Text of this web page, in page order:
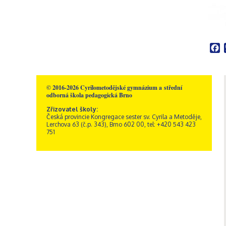
© 2016-2026 Cyrilometodějské gymnázium a střední
odborná škola pedagogická Brno
Zřizovatel školy:
Česká provincie Kongregace sester sv. Cyrila a Metoděje,
Lerchova 63 (č.p. 343), Brno 602 00, tel: +420 543 423
751